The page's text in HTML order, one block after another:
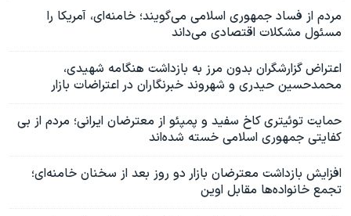
مردم از فساد جمهوری اسلامی می‌گویند؛ خامنه‌ای، آمریکا را
مسئول مشکلات اقتصادی می‌داند
اعتراض گزارشگران بدون مرز به بازداشت هنگامه شهیدی،
محمدحسین حیدری و شهروند خبرنگاران در اعتراضات بازار
حمایت توئیتری کاخ سفید و پمپئو از معترضان ایرانی؛ مردم از بی
کفایتی جمهوری اسلامی خسته شده‌اند
افزایش بازداشت معترضان بازار دو روز بعد از سخنان خامنه‌ای؛
تجمع خانواده‌ها مقابل اوین